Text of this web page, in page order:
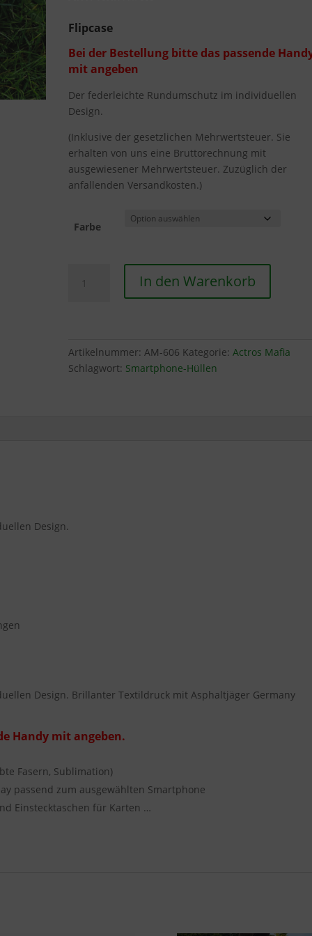
Flipcase
Bei der Bestellung bitte das passende
mit angeben
Der federleichte Rundumschutz im individuellen
Design.
(Inklusive der gesetzlichen Mehrwertsteuer. Sie
erhalten von uns eine Bruttorechnung mit
ausgewiesener Mehrwertsteuer. Zuzüglich der
anfallenden Versandkosten.)
Farbe
In den Warenkorb
Artikelnummer:AM-606 Kategorie:Actros Mafia
Schlagwort: Smartphone-Hüllen
Design.
Design. Brillanter Textildruck mit Asphaltjäger Germany
Handy mit angeben.
Fasern, Sublimation)
passend zum ausgewählten Smartphone
Einstecktaschen für Karten …